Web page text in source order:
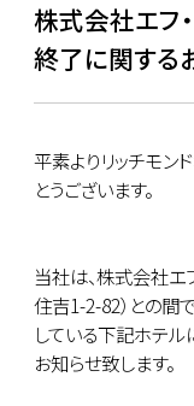
株式会社エフ
終了に関する
平素よりリッチモン
とうございます。
当社は、株式会社エ
住吉1-2-82）との間
している下記ホテ
お知らせ致します。